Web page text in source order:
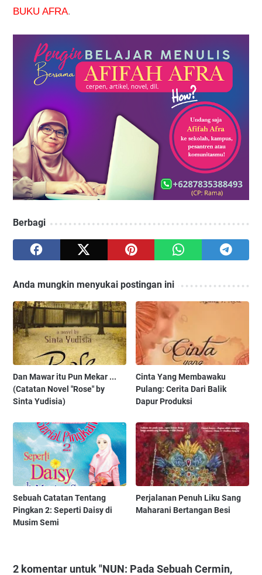
BUKU AFRA.
Berbagi
Anda mungkin menyukai postingan ini
Dan Mawar itu Pun Mekar ...
(Catatan Novel "Rose" by
Sinta Yudisia)
Cinta Yang Membawaku
Pulang: Cerita Dari Balik
Dapur Produksi
Sebuah Catatan Tentang
Pingkan 2: Seperti Daisy di
Musim Semi
Perjalanan Penuh Liku Sang
Maharani Bertangan Besi
2 komentar untuk "NUN: Pada Sebuah Cermin,